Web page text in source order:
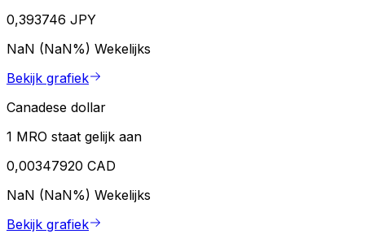
0,393746 JPY
NaN (NaN%) Wekelijks
Bekijk grafiek
Canadese dollar
1 MRO staat gelijk aan
0,00347920 CAD
NaN (NaN%) Wekelijks
Bekijk grafiek